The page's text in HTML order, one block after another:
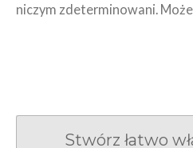
niczym zdeterminowani.
Stwórz łatwo